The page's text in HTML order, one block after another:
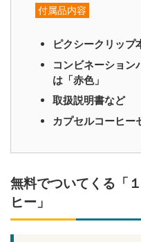
付属品内容
ピクシークリップ
コンビネーショ
は「赤色」
取扱説明書など
カプセルコーヒー
無料でついてくる「
ヒー」